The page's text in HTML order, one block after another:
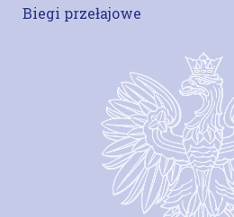
Biegi przełajowe